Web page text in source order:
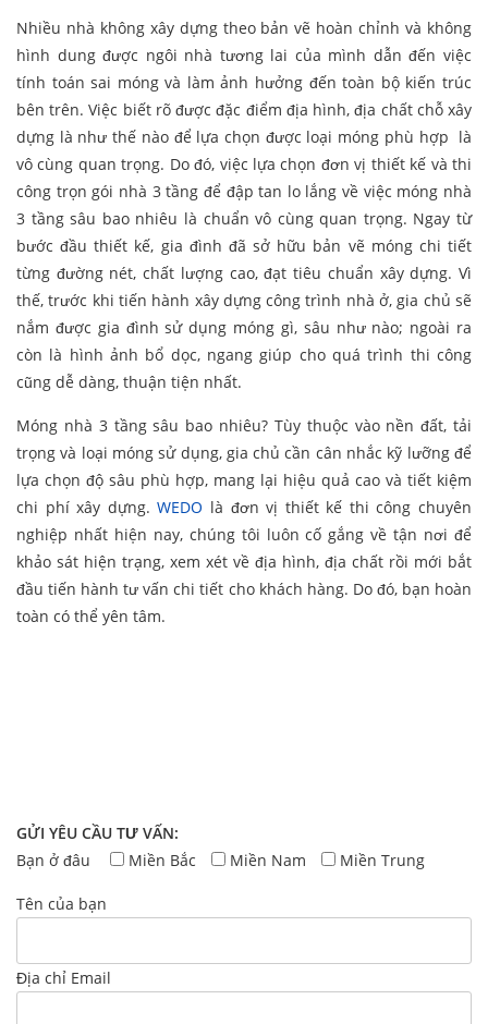
Nhiều nhà không xây dựng theo bản vẽ hoàn chỉnh và không
hình dung được ngôi nhà tương lai của mình dẫn đến việc
tính toán sai móng và làm ảnh hưởng đến toàn bộ kiến trúc
bên trên. Việc biết rõ được đặc điểm địa hình, địa chất chỗ xây
dựng là như thế nào để lựa chọn được loại móng phù hợp là
vô cùng quan trọng. Do đó, việc lựa chọn đơn vị thiết kế và thi
công trọn gói nhà 3 tầng để đập tan lo lắng về việc móng nhà
3 tầng sâu bao nhiêu là chuẩn vô cùng quan trọng. Ngay từ
bước đầu thiết kế, gia đình đã sở hữu bản vẽ móng chi tiết
từng đường nét, chất lượng cao, đạt tiêu chuẩn xây dựng. Vì
thế, trước khi tiến hành xây dựng công trình nhà ở, gia chủ sẽ
nắm được gia đình sử dụng móng gì, sâu như nào; ngoài ra
còn là hình ảnh bổ dọc, ngang giúp cho quá trình thi công
cũng dễ dàng, thuận tiện nhất.
Móng nhà 3 tầng sâu bao nhiêu? Tùy thuộc vào nền đất, tải
trọng và loại móng sử dụng, gia chủ cần cân nhắc kỹ lưỡng để
lựa chọn độ sâu phù hợp, mang lại hiệu quả cao và tiết kiệm
chi phí xây dựng.WEDO là đơn vị thiết kế thi công chuyên
nghiệp nhất hiện nay, chúng tôi luôn cố gắng về tận nơi để
khảo sát hiện trạng, xem xét về địa hình, địa chất rồi mới bắt
đầu tiến hành tư vấn chi tiết cho khách hàng. Do đó, bạn hoàn
toàn có thể yên tâm.
GỬI YÊU CẦU TƯ VẤN:
Bạn ở đâu
Miền Bắc Miền Nam Miền Trung
Tên của bạn
Địa chỉ Email